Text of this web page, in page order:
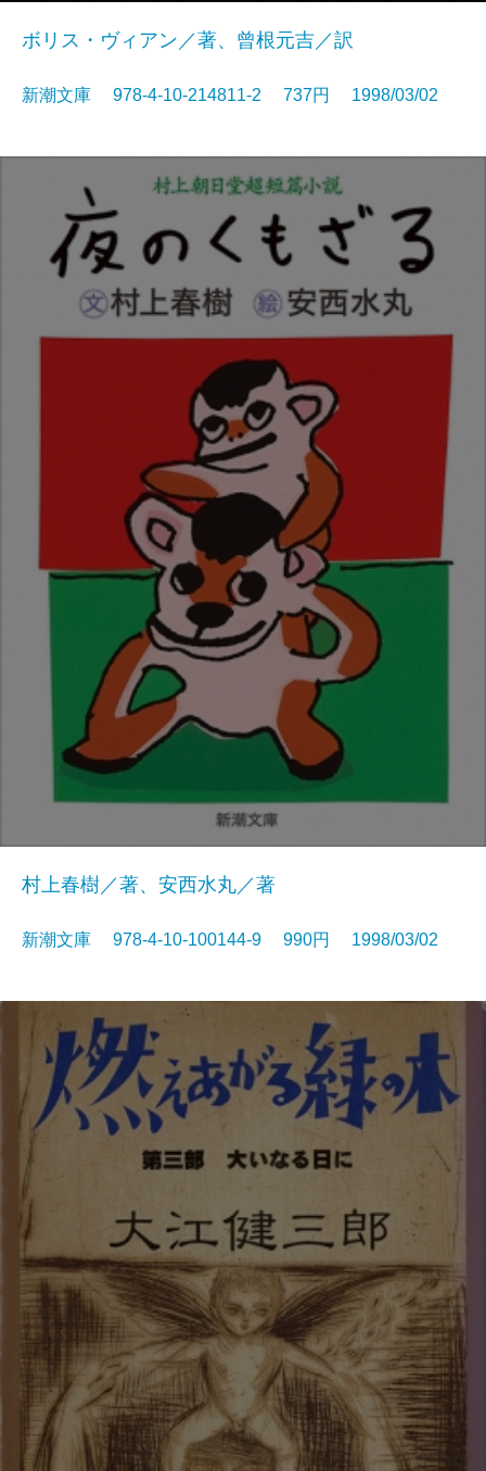
ボリス・ヴィアン／著、曾根元吉／訳
新潮文庫 978-4-10-214811-2 737円 1998/03/02
村上春樹／著、安西水丸／著
新潮文庫 978-4-10-100144-9 990円 1998/03/02